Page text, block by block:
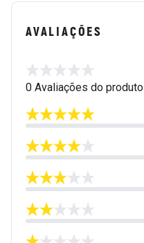
AVALIAÇÕES
0 Avaliações do produto